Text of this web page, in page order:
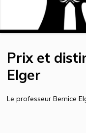
Prix et
Elger
Le professeur Bernice